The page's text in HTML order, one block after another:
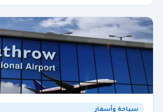
سياحة وأسفار